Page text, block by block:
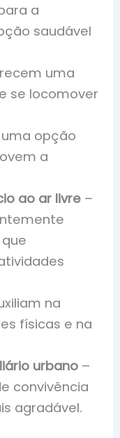
a
saudável
uma
se locomover
opção
a
ao ar livre –
na
físicas e na
urbano –
convivência
agradável.